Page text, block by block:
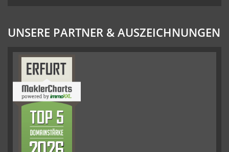
UNSERE PARTNER & AUSZEICHNUNGEN